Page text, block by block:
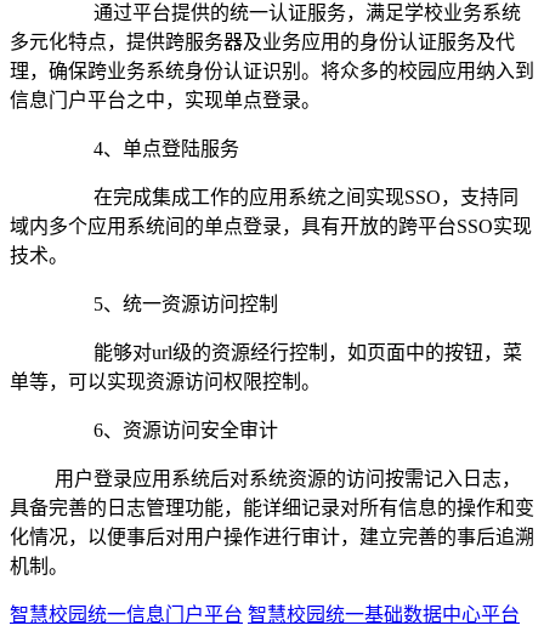
通过平台提供的统一认证服务，满足学校业务系统
多元化特点，提供跨服务器及业务应用的身份认证服务及代
理，确保跨业务系统身份认证识别。将众多的校园应用纳入到
信息门户平台之中，实现单点登录。
4、单点登陆服务
在完成集成工作的应用系统之间实现SSO，支持同
域内多个应用系统间的单点登录，具有开放的跨平台SSO实现
技术。
5、统一资源访问控制
能够对url级的资源经行控制，如页面中的按钮，菜
单等，可以实现资源访问权限控制。
6、资源访问安全审计
用户登录应用系统后对系统资源的访问按需记入日志，
具备完善的日志管理功能，能详细记录对所有信息的操作和变
化情况，以便事后对用户操作进行审计，建立完善的事后追溯
机制。
智慧校园统一信息门户平台 智慧校园统一基础数据中心平台